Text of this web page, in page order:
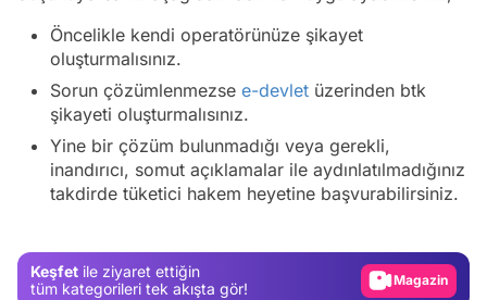
Öncelikle kendi operatörünüze şikayet
oluşturmalısınız.
Sorun çözümlenmezse e-devlet üzerinden btk
şikayeti oluşturmalısınız.
Yine bir çözüm bulunmadığı veya gerekli,
inandırıcı, somut açıklamalar ile aydınlatılmadığınız
takdirde tüketici hakem heyetine başvurabilirsiniz.
Keşfet ile ziyaret ettiğin
tüm kategorileri tek akışta gör!
Test
Video